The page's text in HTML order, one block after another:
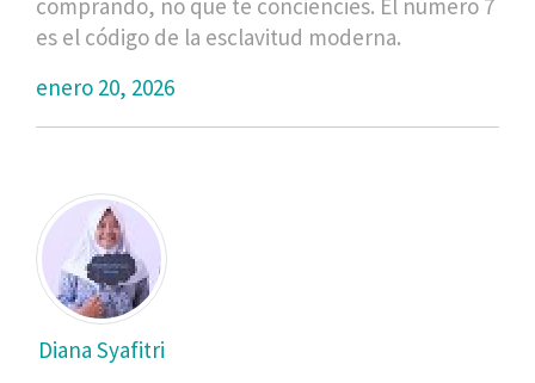
es el código de la esclavitud moderna.
enero 20, 2026
Diana Syafitri